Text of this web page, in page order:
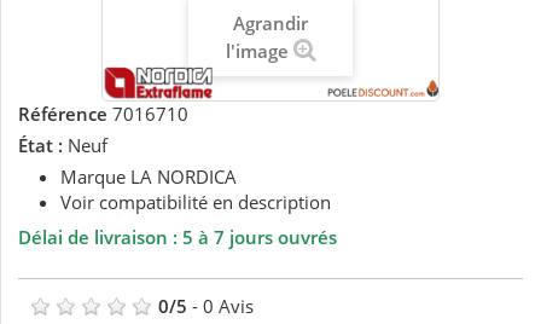
Agrandir
l'image
Référence 7016710
État : Neuf
Marque LA NORDICA
Voir compatibilité en description
Délai de livraison : 5 à 7 jours ouvrés
0/5 - 0 Avis